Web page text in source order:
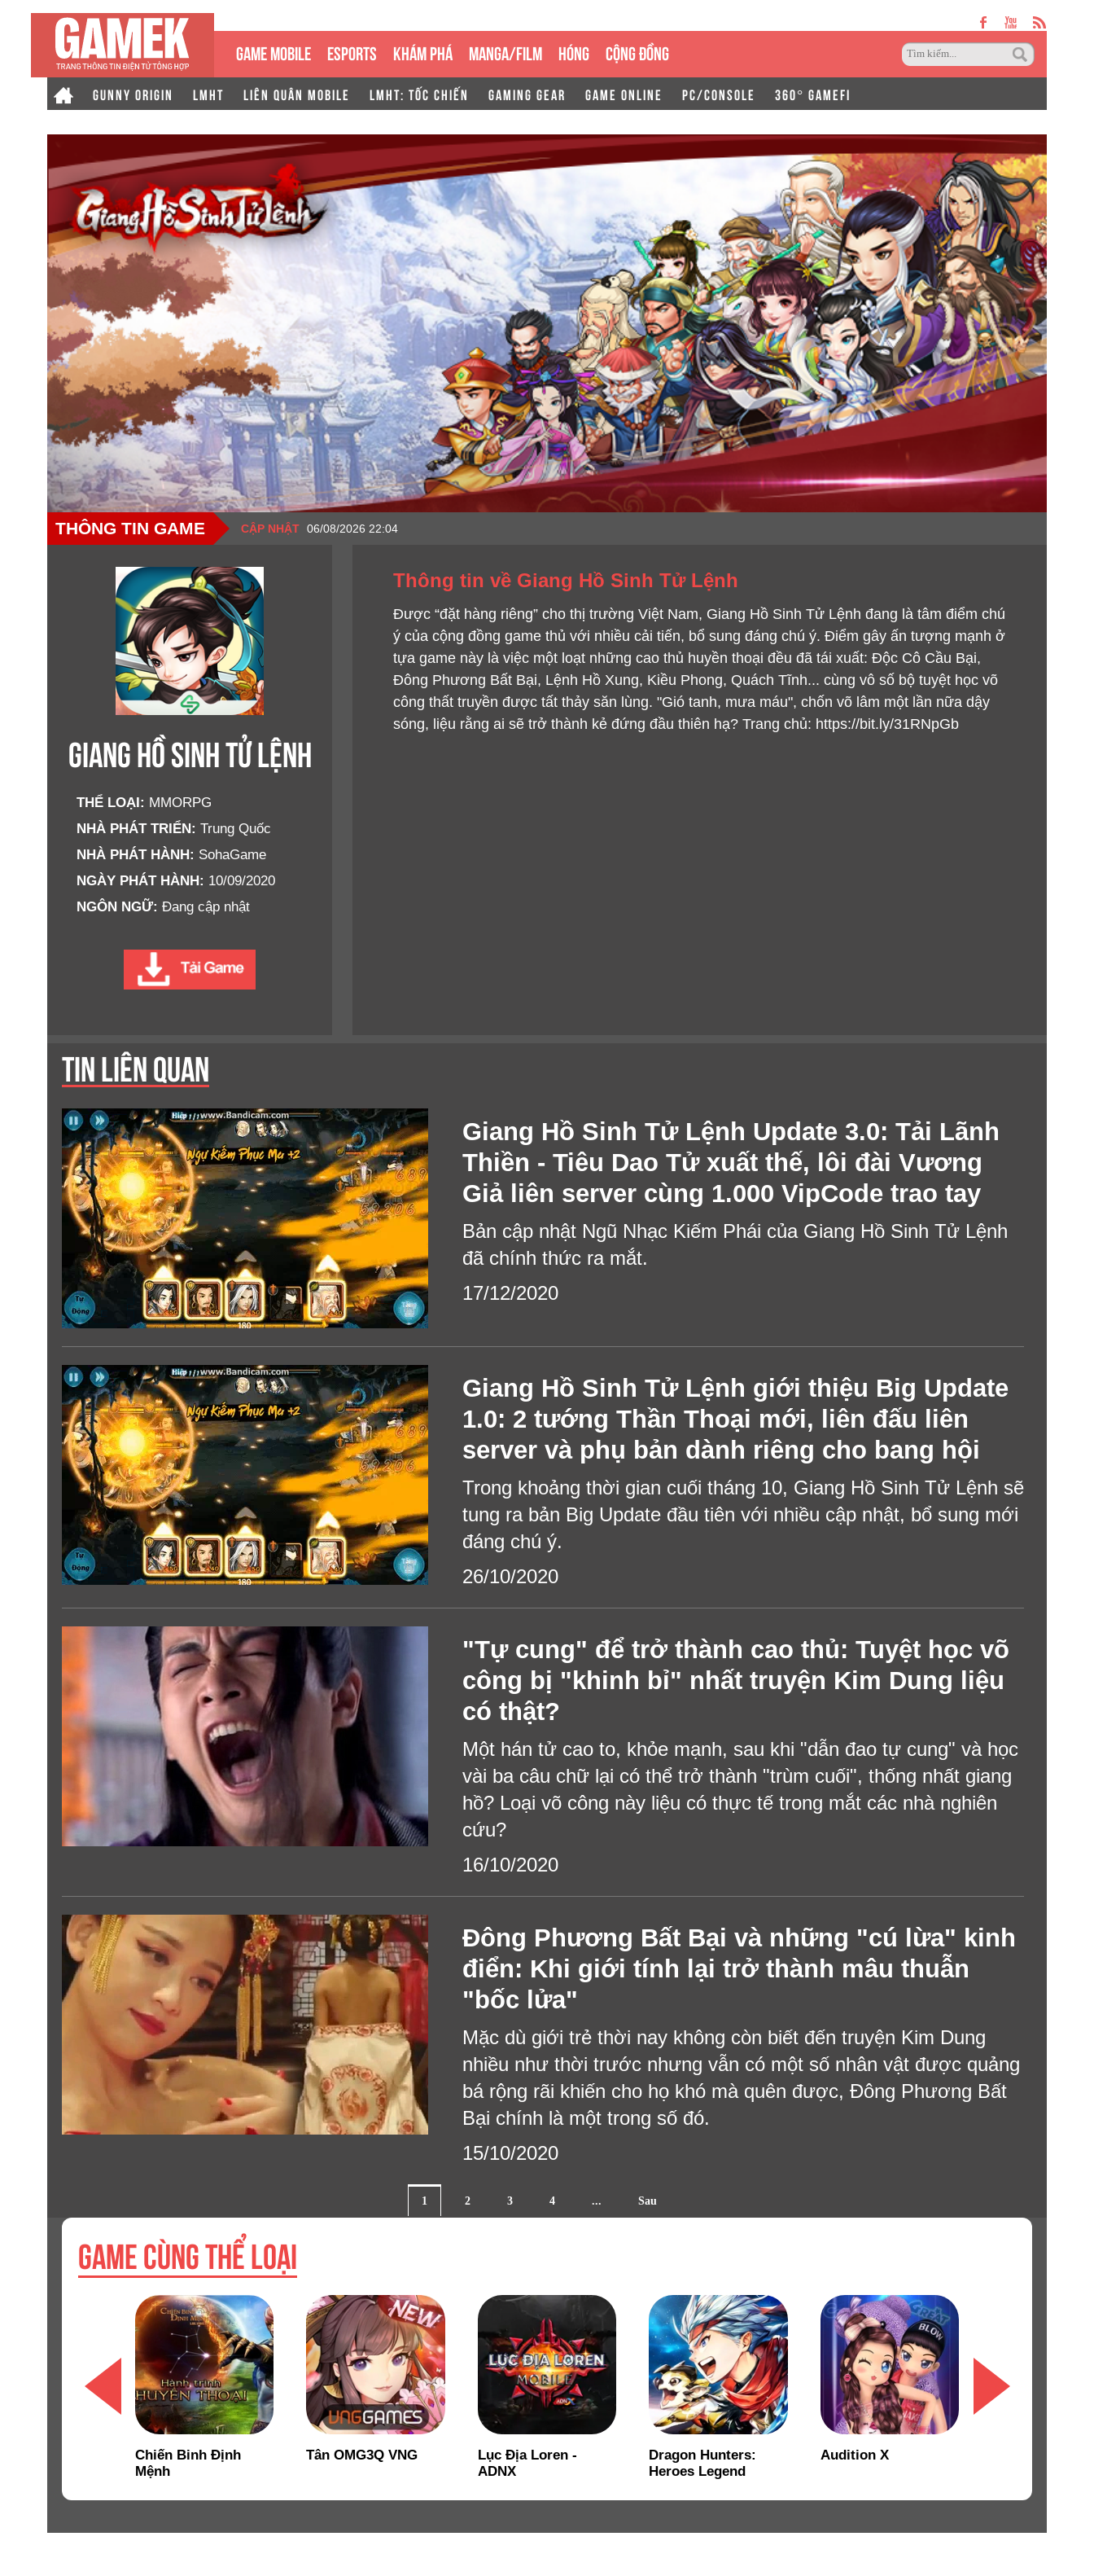
GAME MOBILE ESPORTS KHÁM PHÁ MANGA/FILM HÓNG CỘNG ĐỒNG
GUNNY ORIGIN LMHT LIÊN QUÂN MOBILE LMHT: TỐC CHIẾN GAMING GEAR GAME ONLINE PC/CONSOLE 360° GAMEFI
THÔNG TIN GAME CẬP NHẬT 06/08/2026 22:04
GIANG HỒ SINH TỬ LỆNH
THỂ LOẠI: MMORPG
NHÀ PHÁT TRIỂN: Trung Quốc
NHÀ PHÁT HÀNH: SohaGame
NGÀY PHÁT HÀNH: 10/09/2020
NGÔN NGỮ: Đang cập nhật
Thông tin về Giang Hồ Sinh Tử Lệnh
Được “đặt hàng riêng” cho thị trường Việt Nam, Giang Hồ Sinh Tử Lệnh đang là tâm điểm chú
ý của cộng đồng game thủ với nhiều cải tiến, bổ sung đáng chú ý. Điểm gây ấn tượng mạnh ở
tựa game này là việc một loạt những cao thủ huyền thoại đều đã tái xuất: Độc Cô Cầu Bại,
Đông Phương Bất Bại, Lệnh Hồ Xung, Kiều Phong, Quách Tĩnh... cùng vô số bộ tuyệt học võ
công thất truyền được tất thảy săn lùng. "Gió tanh, mưa máu", chốn võ lâm một lần nữa dậy
sóng, liệu rằng ai sẽ trở thành kẻ đứng đầu thiên hạ? Trang chủ: https://bit.ly/31RNpGb
TIN LIÊN QUAN
Giang Hồ Sinh Tử Lệnh Update 3.0: Tải Lãnh
Thiền - Tiêu Dao Tử xuất thế, lôi đài Vương
Giả liên server cùng 1.000 VipCode trao tay
Bản cập nhật Ngũ Nhạc Kiếm Phái của Giang Hồ Sinh Tử Lệnh
đã chính thức ra mắt.
17/12/2020
Giang Hồ Sinh Tử Lệnh giới thiệu Big Update
1.0: 2 tướng Thần Thoại mới, liên đấu liên
server và phụ bản dành riêng cho bang hội
Trong khoảng thời gian cuối tháng 10, Giang Hồ Sinh Tử Lệnh sẽ
tung ra bản Big Update đầu tiên với nhiều cập nhật, bổ sung mới
đáng chú ý.
26/10/2020
"Tự cung" để trở thành cao thủ: Tuyệt học võ
công bị "khinh bỉ" nhất truyện Kim Dung liệu
có thật?
Một hán tử cao to, khỏe mạnh, sau khi "dẫn đao tự cung" và học
vài ba câu chữ lại có thể trở thành "trùm cuối", thống nhất giang
hồ? Loại võ công này liệu có thực tế trong mắt các nhà nghiên
cứu?
16/10/2020
Đông Phương Bất Bại và những "cú lừa" kinh
điển: Khi giới tính lại trở thành mâu thuẫn
"bốc lửa"
Mặc dù giới trẻ thời nay không còn biết đến truyện Kim Dung
nhiều như thời trước nhưng vẫn có một số nhân vật được quảng
bá rộng rãi khiến cho họ khó mà quên được, Đông Phương Bất
Bại chính là một trong số đó.
15/10/2020
1 2 3 4 ... Sau
GAME CÙNG THỂ LOẠI
Chiến Binh Định
Mệnh
Tân OMG3Q VNG
Lục Địa Loren -
ADNX
Dragon Hunters:
Heroes Legend
Audition X